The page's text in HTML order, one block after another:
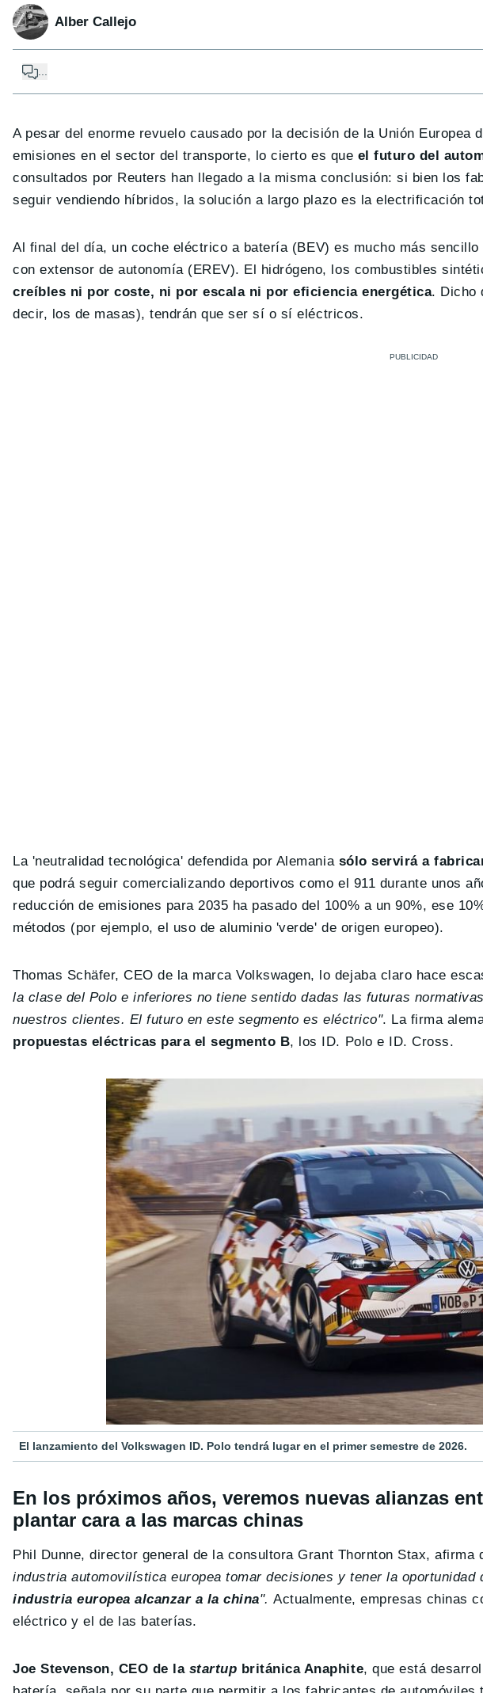
Alber Callejo
...
A pesar del enorme revuelo causado por la decisión de la Unión
emisiones en el sector del transporte, lo cierto es que el futuro del
consultados por Reuters han llegado a la misma conclusión: si bien los
seguir vendiendo híbridos, la solución a largo plazo es la electrificación
Al final del día, un coche eléctrico a batería (BEV) es mucho más
con extensor de autonomía (EREV). El hidrógeno, los combustibles
creíbles ni por coste, ni por escala ni por eficiencia energética. Dicho
decir, los de masas), tendrán que ser sí o sí eléctricos.
La 'neutralidad tecnológica' defendida por Alemania sólo servirá a
que podrá seguir comercializando deportivos como el 911 durante unos
reducción de emisiones para 2035 ha pasado del 100% a un 90%, ese
métodos (por ejemplo, el uso de aluminio 'verde' de origen europeo).
Thomas Schäfer, CEO de la marca Volkswagen, lo dejaba claro hace
la clase del Polo e inferiores no tiene sentido dadas las futuras
nuestros clientes. El futuro en este segmento es eléctrico". La firma
propuestas eléctricas para el segmento B, los ID. Polo e ID. Cross.
El lanzamiento del Volkswagen ID. Polo tendrá lugar en el primer semestre de 2026.
En los próximos años, veremos nuevas alianzas
plantar cara a las marcas chinas
Phil Dunne, director general de la consultora Grant Thornton Stax, afirma
industria automovilística europea tomar decisiones y tener la oportunidad
industria europea alcanzar a la china".Actualmente, empresas chinas
eléctrico y el de las baterías.
Joe Stevenson, CEO de la startup británica Anaphite, que está